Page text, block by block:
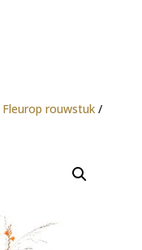
Fleurop rouwstuk/